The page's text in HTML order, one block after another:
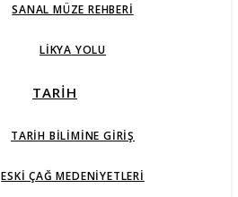
SANAL MÜZE REHBERI
LIKYA YOLU
TARİH
TARIH BILIMINE GIRIŞ
ESKI ÇAĞ MEDENIYETLERI